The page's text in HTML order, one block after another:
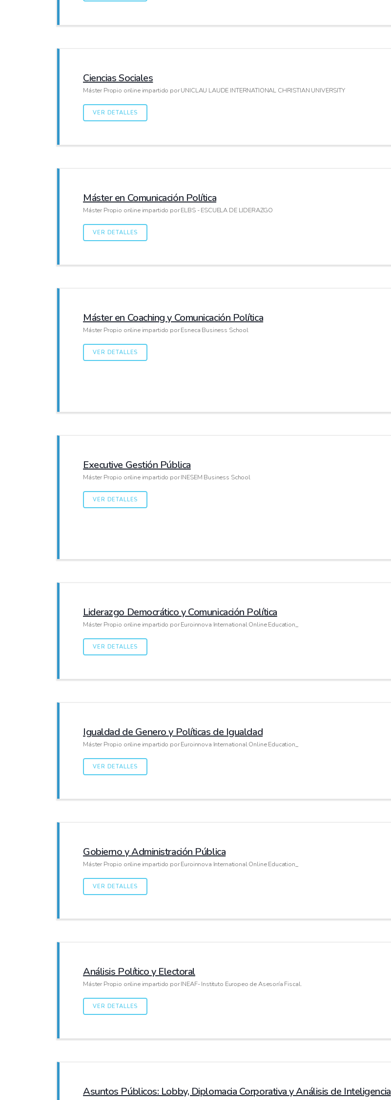
Ciencias Sociales
Máster Propio online impartido por UNICLAU LAUDE INTERNATIONAL CHRISTIAN UNIVERSITY
VER DETALLES
Máster en Comunicación Política
Máster Propio online impartido por ELBS - ESCUELA DE LIDERAZGO
VER DETALLES
Máster en Coaching y Comunicación Política
Máster Propio online impartido por Esneca Business School
VER DETALLES
Executive Gestión Pública
Máster Propio online impartido por INESEM Business School
VER DETALLES
Liderazgo Democrático y Comunicación Política
Máster Propio online impartido por Euroinnova International Online Education_
VER DETALLES
Igualdad de Genero y Políticas de Igualdad
Máster Propio online impartido por Euroinnova International Online Education_
VER DETALLES
Gobierno y Administración Pública
Máster Propio online impartido por Euroinnova International Online Education_
VER DETALLES
Análisis Político y Electoral
Máster Propio online impartido por INEAF- Instituto Europeo de Asesoría Fiscal.
VER DETALLES
Asuntos Públicos: Lobby, Diplomacia Corporativa y Análisis de Inteligencia